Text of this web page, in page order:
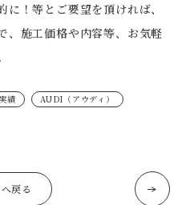
！等とご要望を頂ければ、
、施工価格や内容等、お気軽
績 AUDI（アウディ）
戻る